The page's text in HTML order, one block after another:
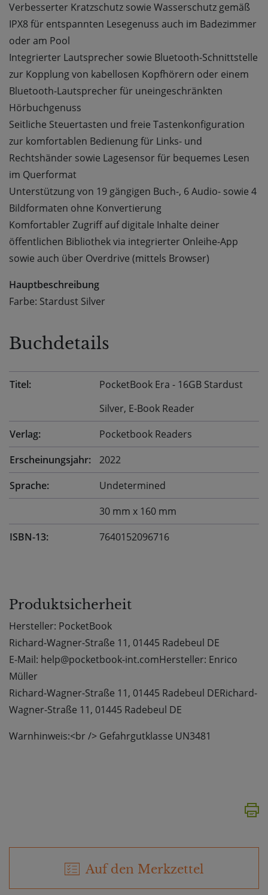
Verbesserter Kratzschutz sowie Wasserschutz gemäß
IPX8 für entspannten Lesegenuss auch im Badezimmer
oder am Pool
Integrierter Lautsprecher sowie Bluetooth-Schnittstelle
zur Kopplung von kabellosen Kopfhörern oder einem
Bluetooth-Lautsprecher für uneingeschränkten
Hörbuchgenuss
Seitliche Steuertasten und freie Tastenkonfiguration
zur komfortablen Bedienung für Links- und
Rechtshänder sowie Lagesensor für bequemes Lesen
im Querformat
Unterstützung von 19 gängigen Buch-, 6 Audio- sowie 4
Bildformaten ohne Konvertierung
Komfortabler Zugriff auf digitale Inhalte deiner
öffentlichen Bibliothek via integrierter Onleihe-App
sowie auch über Overdrive (mittels Browser)
Hauptbeschreibung
Farbe: Stardust Silver
Buchdetails
Titel:
PocketBook Era - 16GB Stardust
Silver, E-Book Reader
Verlag:
Pocketbook Readers
Erscheinungsjahr:
2022
Sprache:
Undetermined
30 mm x 160 mm
ISBN-13:
7640152096716
Produktsicherheit
Hersteller: PocketBook
Richard-Wagner-Straße 11, 01445 Radebeul DE
E-Mail: help@pocketbook-int.comHersteller: Enrico
Müller
Richard-Wagner-Straße 11, 01445 Radebeul DERichard-
Wagner-Straße 11, 01445 Radebeul DE
Warnhinweis:<br /> Gefahrgutklasse UN3481
Auf den Merkzettel